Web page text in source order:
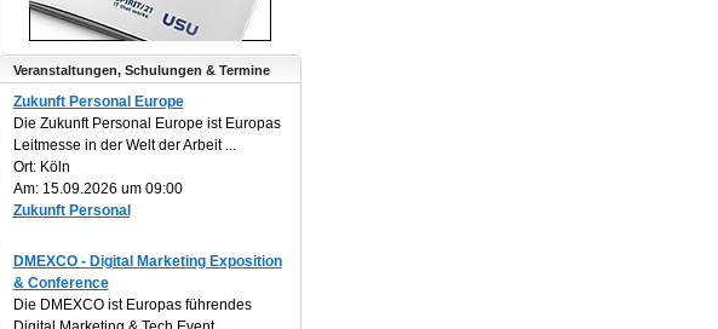
Veranstaltungen, Schulungen & Termine
Zukunft Personal Europe
Die Zukunft Personal Europe ist Europas
Leitmesse in der Welt der Arbeit ...
Ort: Köln
Am: 15.09.2026 um 09:00
Zukunft Personal
DMEXCO - Digital Marketing Exposition
& Conference
Die DMEXCO ist Europas führendes